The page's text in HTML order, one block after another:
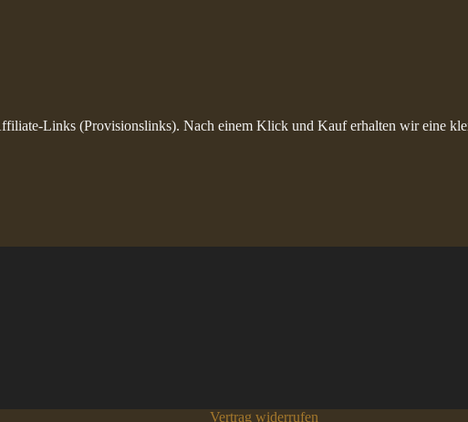
Links (Provisionslinks). Nach einem Klick und Kauf erhalten wir eine
Vertrag widerrufen